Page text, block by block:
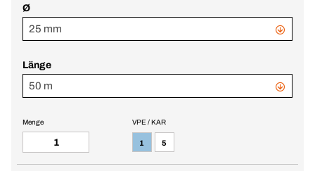
Ø
25 mm
Länge
50 m
VPE / KAR
1 5
Menge